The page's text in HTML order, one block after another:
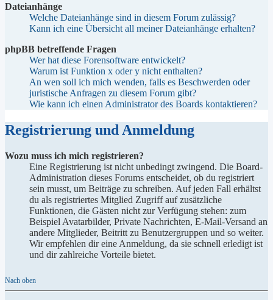
Dateianhänge
Welche Dateianhänge sind in diesem Forum zulässig?
Kann ich eine Übersicht all meiner Dateianhänge erhalten?
phpBB betreffende Fragen
Wer hat diese Forensoftware entwickelt?
Warum ist Funktion x oder y nicht enthalten?
An wen soll ich mich wenden, falls es Beschwerden oder
juristische Anfragen zu diesem Forum gibt?
Wie kann ich einen Administrator des Boards kontaktieren?
Registrierung und Anmeldung
Wozu muss ich mich registrieren?
Eine Registrierung ist nicht unbedingt zwingend. Die Board-
Administration dieses Forums entscheidet, ob du registriert
sein musst, um Beiträge zu schreiben. Auf jeden Fall erhältst
du als registriertes Mitglied Zugriff auf zusätzliche
Funktionen, die Gästen nicht zur Verfügung stehen: zum
Beispiel Avatarbilder, Private Nachrichten, E-Mail-Versand an
andere Mitglieder, Beitritt zu Benutzergruppen und so weiter.
Wir empfehlen dir eine Anmeldung, da sie schnell erledigt ist
und dir zahlreiche Vorteile bietet.
Nach oben